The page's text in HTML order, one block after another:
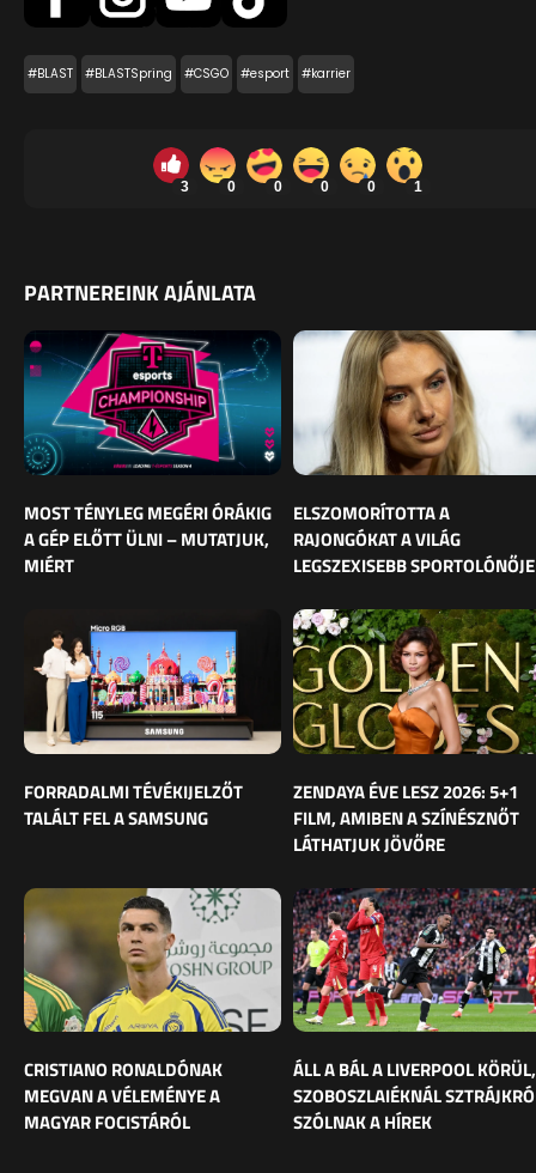
#BLAST #BLASTSpring #CSGO #esport #karrier
3 0 0 0 0 1
PARTNEREINK AJÁNLATA
MOST TÉNYLEG MEGÉRI ÓRÁKIG
A GÉP ELŐTT ÜLNI – MUTATJUK,
MIÉRT
ELSZOMORÍTOTTA A
RAJONGÓKAT A VILÁG
LEGSZEXISEBB SPORTOLÓNŐJE
FORRADALMI TÉVÉKIJELZŐT
TALÁLT FEL A SAMSUNG
ZENDAYA ÉVE LESZ 2026: 5+1
FILM, AMIBEN A SZÍNÉSZNŐT
LÁTHATJUK JÖVŐRE
CRISTIANO RONALDÓNAK
MEGVAN A VÉLEMÉNYE A
MAGYAR FOCISTÁRÓL
ÁLL A BÁL A LIVERPOOL KÖRÜL,
SZOBOSZLAIÉKNÁL
SZÓLNAK A HÍREK